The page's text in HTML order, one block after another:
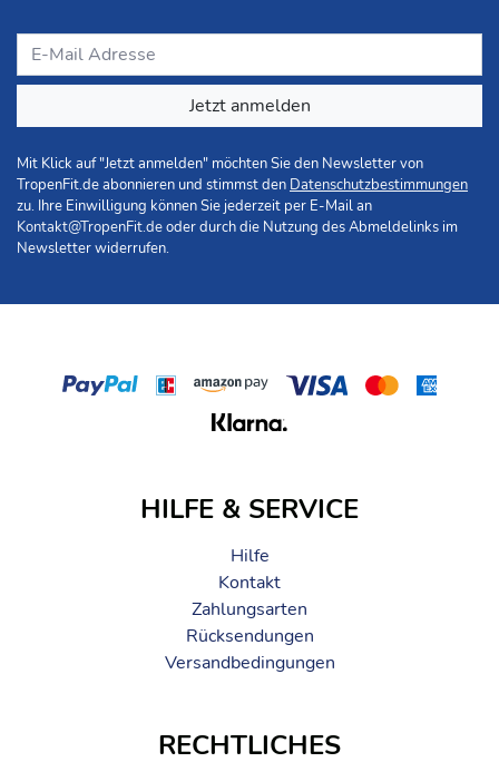
Jetzt anmelden
Mit Klick auf "Jetzt anmelden" möchten Sie den Newsletter von
TropenFit.de abonnieren und stimmst den Datenschutzbestimmungen
zu. Ihre Einwilligung können Sie jederzeit per E-Mail an
Kontakt@TropenFit.deoder durch die Nutzung des Abmeldelinks im
Newsletter widerrufen.
HILFE & SERVICE
Hilfe
Kontakt
Zahlungsarten
Rücksendungen
Versandbedingungen
RECHTLICHES